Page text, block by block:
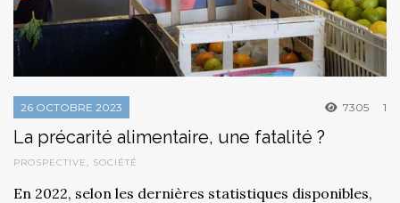
26 OCTOBRE 2023 7305 1
La précarité alimentaire, une fatalité ?
PROSPECTIVE, SOCIÉTÉ
En 2022, selon les dernières statistiques disponibles,